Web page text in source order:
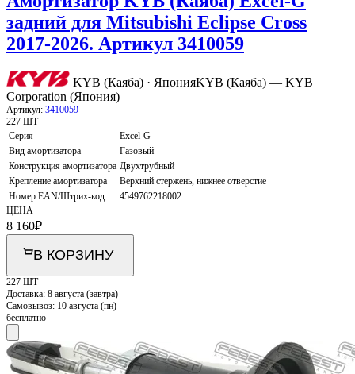
задний для Mitsubishi Eclipse Cross
2017-2026. Артикул 3410059
KYB (Каяба) · ЯпонияKYB (Каяба) — KYB
Corporation (Япония)
Артикул: 3410059
227 ШТ
Серия
Excel-G
Вид амортизатора
Газовый
Конструкция амортизатора Двухтрубный
Крепление амортизатора
Верхний стержень, нижнее отверстие
Номер EAN/Штрих-код
4549762218002
ЦЕНА
8 160₽
В КОРЗИНУ
227 ШТ
Доставка: 8 августа (завтра)
Самовывоз: 10 августа (пн)
бесплатно